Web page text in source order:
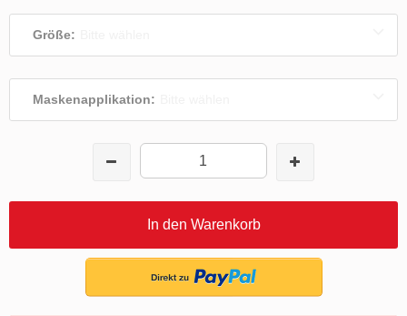
Größe:
Maskenapplikation:
In den Warenkorb